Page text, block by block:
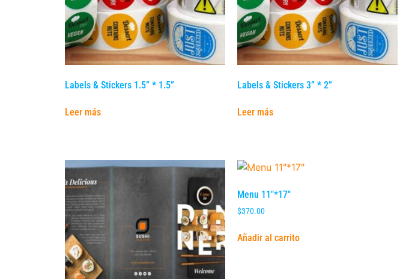
Labels & Stickers 1.5” * 1.5”
Leer más
Labels & Stickers 3” * 2”
Leer más
Menu 11″*17″
$370.00
Añadir al carrito